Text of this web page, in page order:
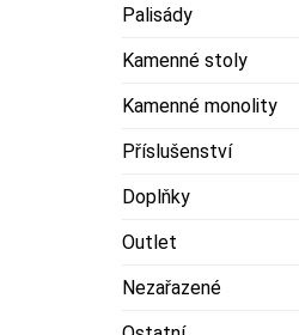
Palisády
Kamenné stoly
Kamenné monolity
Příslušenství
Doplňky
Outlet
Nezařazené